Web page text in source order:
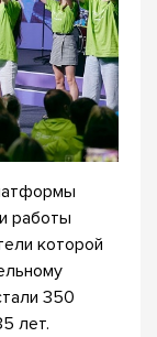
работы
которой
350
лет.